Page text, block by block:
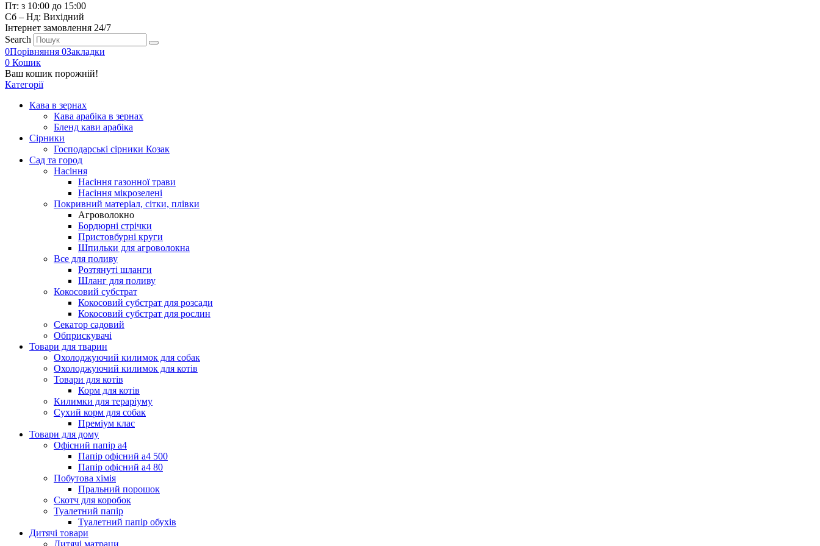
Пт: з 10:00 до 15:00
Сб – Нд: Вихідний
Інтернет замовлення 24/7
Search
0Порівняння 0Закладки
0 Кошик
Ваш кошик порожній!
Категорії
Кава в зернах
Кава арабіка в зернах
Бленд кави арабіка
Сірники
Господарські сірники Козак
Сад та город
Насіння
Насіння газонної трави
Насіння мікрозелені
Покривний матеріал, сітки, плівки
Агроволокно
Бордюрні стрічки
Пристовбурні круги
Шпильки для агроволокна
Все для поливу
Розтянуті шланги
Шланг для поливу
Кокосовий субстрат
Кокосовий субстрат для розсади
Кокосовий субстрат для рослин
Секатор садовий
Обприскувачі
Товари для тварин
Охолоджуючий килимок для собак
Охолоджуючий килимок для котів
Товари для котів
Корм для котів
Килимки для тераріуму
Сухий корм для собак
Преміум клас
Товари для дому
Офісний папір а4
Папір офісний а4 500
Папір офісний а4 80
Побутова хімія
Пральний порошок
Скотч для коробок
Туалетний папір
Туалетний папір обухів
Дитячі товари
Дитячі матраци